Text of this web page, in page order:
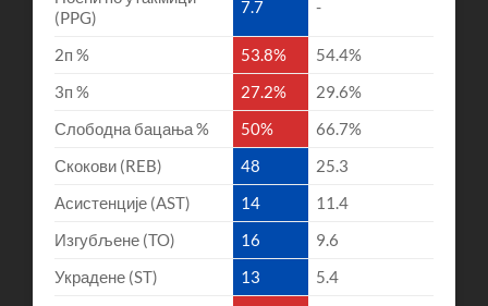
(PPG)
7.7 -
2п % 53.8%
54.4%
3п %
27.2%
29.6%
Слободна бацања %
50%
66.7%
Скокови (REB)
48
25.3
Асистенције (AST)
14
11.4
Изгубљене (TO)
16
9.6
Украдене (ST)
13
5.4